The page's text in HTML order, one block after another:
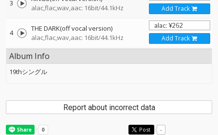
3
alac,flac,wav,aac: 16bit/44.1kHz
Add Track
4
THE DARK(off vocal version)
alac,flac,wav,aac: 16bit/44.1kHz
Add Track
Album Info
19thシングル
Report about incorrect data
Post -